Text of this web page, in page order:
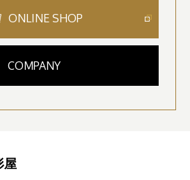
ONLINE SHOP
COMPANY
屋